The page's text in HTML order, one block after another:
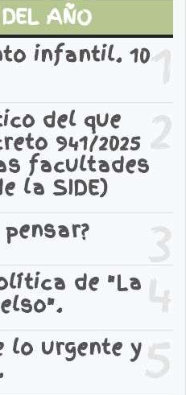
AÑO
1
infantil. 10
2
del que
941/2025
facultades
la SIDE)
3
4
de "La
5
lo urgente y